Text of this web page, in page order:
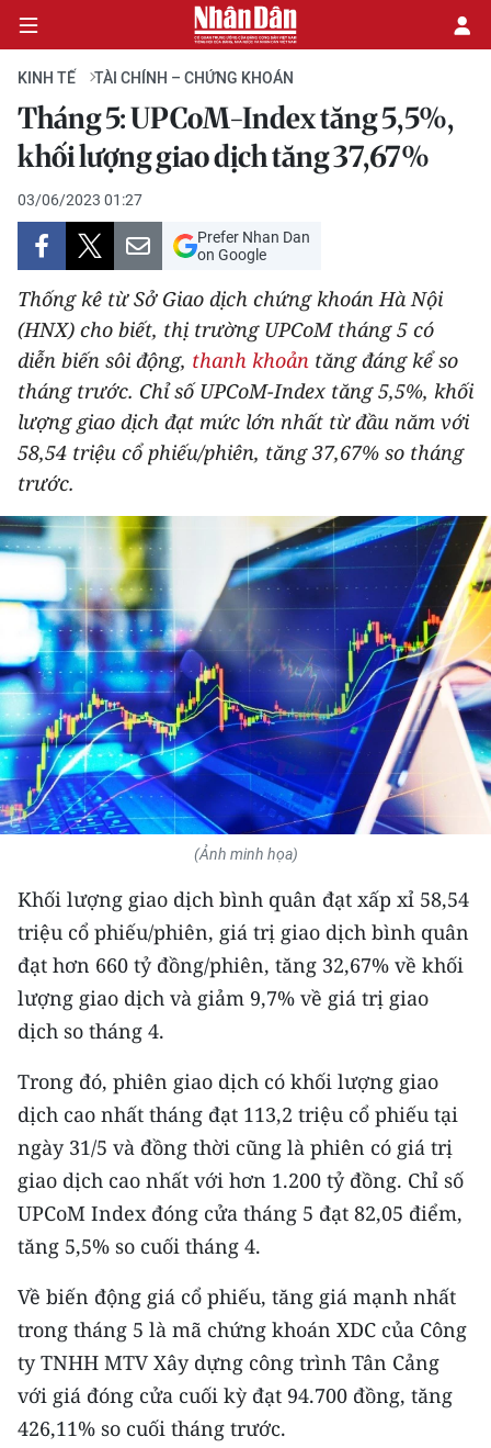
CHÍNH TRỊ
KINH TẾ
VĂN HÓA
XÃ HỘI
PHÁP LUẬT
DU LỊCH
THẾ GIỚI
THỂ THAO
GIÁO DỤC
Y TẾ
KHOA HỌC - CÔNG NGHỆ
MÔI TRƯỜNG
BẠN ĐỌC
KIỂM CHỨNG THÔNG TIN
TRI THỨC CHUYÊN SÂU
54 DÂN TỘC VIỆT NAM
CHƯƠNG TRÌNH OCOP - MỖI XÃ
MỘT SẢN PHẨM
RADIO
MEDIA CENTER
E-Magazine
Video
Media Chính trị
Media Kinh tế
Media Văn hóa
Media Xã hội
KINH TẾ TÀI CHÍNH – CHỨNG KHOÁN
Tháng 5: UPCoM-Index tăng 5,5%,
khối lượng giao dịch tăng 37,67%
03/06/2023 01:27
Prefer Nhan Dan
on Google
Thống kê từ Sở Giao dịch chứng khoán Hà Nội
(HNX) cho biết, thị trường UPCoM tháng 5 có
diễn biến sôi động, thanh khoản tăng đáng kể so
tháng trước. Chỉ số UPCoM-Index tăng 5,5%, khối
lượng giao dịch đạt mức lớn nhất từ đầu năm với
58,54 triệu cổ phiếu/phiên, tăng 37,67% so tháng
trước.
(Ảnh minh họa)
Khối lượng giao dịch bình quân đạt xấp xỉ 58,54
triệu cổ phiếu/phiên, giá trị giao dịch bình quân
đạt hơn 660 tỷ đồng/phiên, tăng 32,67% về khối
lượng giao dịch và giảm 9,7% về giá trị giao
dịch so tháng 4.
Trong đó, phiên giao dịch có khối lượng giao
dịch cao nhất tháng đạt 113,2 triệu cổ phiếu tại
ngày 31/5 và đồng thời cũng là phiên có giá trị
giao dịch cao nhất với hơn 1.200 tỷ đồng. Chỉ số
UPCoM Index đóng cửa tháng 5 đạt 82,05 điểm,
tăng 5,5% so cuối tháng 4.
Về biến động giá cổ phiếu, tăng giá mạnh nhất
trong tháng 5 là mã chứng khoán XDC của Công
ty TNHH MTV Xây dựng công trình Tân Cảng
với giá đóng cửa cuối kỳ đạt 94.700 đồng, tăng
426,11% so cuối tháng trước.